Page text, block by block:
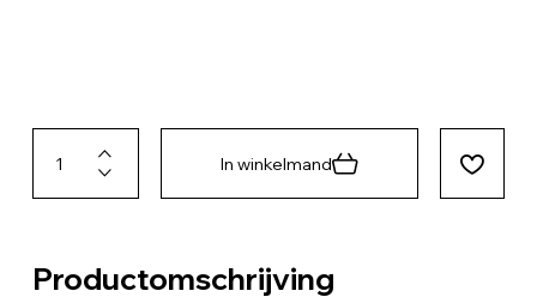
In winkelmand
Productomschrijving